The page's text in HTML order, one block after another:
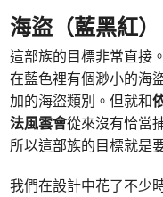
海盜（藍黑紅）
這部族的目標非常直接
在藍色裡有個渺小的海
加的海盜類別。但就和
法風雲會從來沒有恰當
所以這部族的目標就是
我們在設計中花了不少